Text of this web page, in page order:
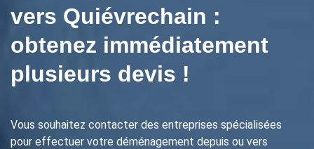
vers Quiévrechain :
obtenez immédiatement
plusieurs devis !
Vous souhaitez contacter des entreprises spécialisées
pour effectuer votre déménagement depuis ou vers